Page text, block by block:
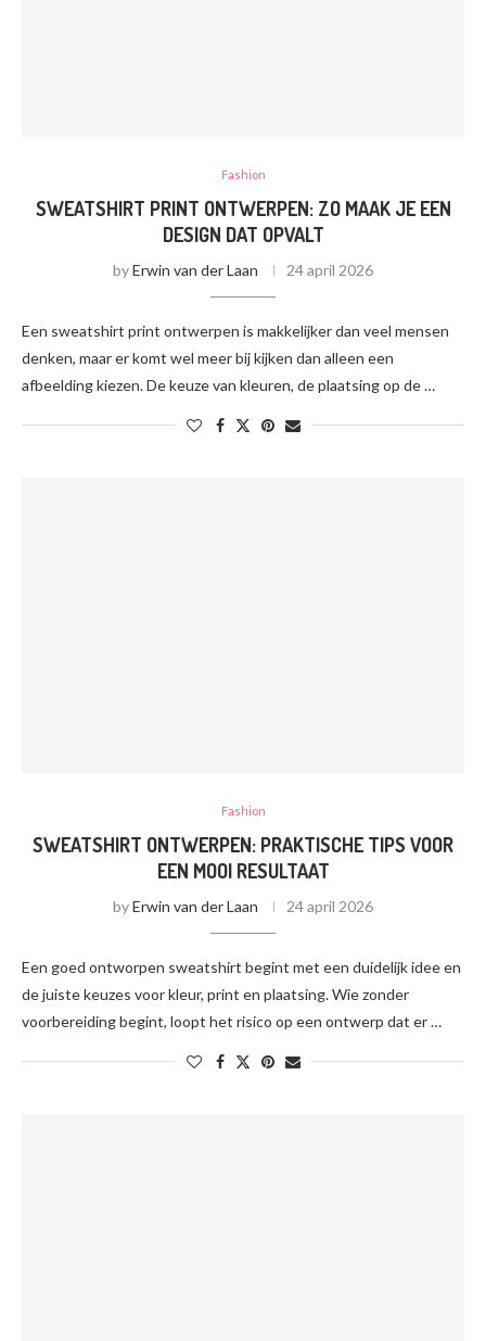
Fashion
SWEATSHIRT PRINT ONTWERPEN: ZO MAAK JE EEN
DESIGN DAT OPVALT
byErwin van der Laan 24 april 2026
Een sweatshirt print ontwerpen is makkelijker dan veel mensen
denken, maar er komt wel meer bij kijken dan alleen een
afbeelding kiezen. De keuze van kleuren, de plaatsing op de …
Fashion
SWEATSHIRT ONTWERPEN: PRAKTISCHE TIPS VOOR
EEN MOOI RESULTAAT
byErwin van der Laan 24 april 2026
Een goed ontworpen sweatshirt begint met een duidelijk idee en
de juiste keuzes voor kleur, print en plaatsing. Wie zonder
voorbereiding begint, loopt het risico op een ontwerp dat er …